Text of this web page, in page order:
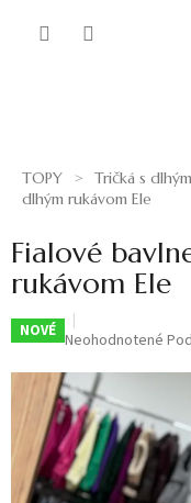
TOPY Tričká s
dlhým rukávom Ele
Fialové
rukávom Ele
NOVÉ Priemerné
produktu
je
0,0
z
5
hviezdičiek.
Neohodnotené